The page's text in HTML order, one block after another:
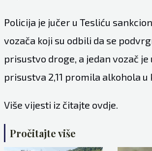
Policija je jučer u Tesliću
vozača koji su odbili da se
prisustvo droge, a jedan vozač
prisustva 2,11 promila alkohola u
Više vijesti iz čitajte ovdje.
Pročitajte više